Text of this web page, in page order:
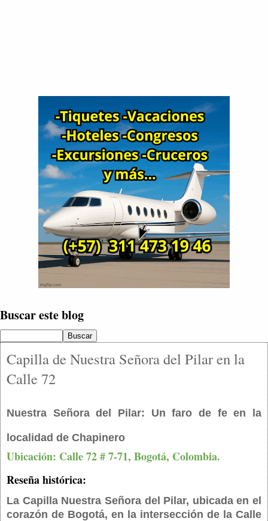
Buscar este blog
Capilla de Nuestra Señora del Pilar en la
Calle 72
Nuestra Señora del Pilar: Un faro de fe en la
localidad de Chapinero
Ubicación: Calle 72 # 7-71, Bogotá, Colombia.
Reseña histórica:
La Capilla Nuestra Señora del Pilar, ubicada en el
corazón de Bogotá, en la intersección de la Calle